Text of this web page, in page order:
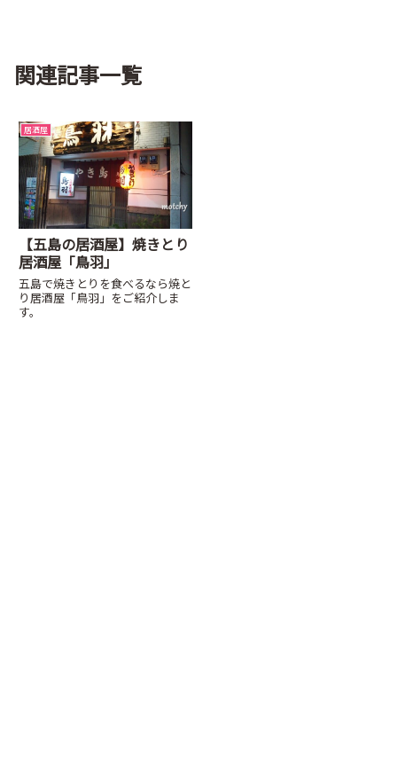
関連記事一覧
居酒屋
【五島の居酒屋】焼きとり
居酒屋「鳥羽」
五島で焼きとりを食べるなら焼と
り居酒屋「鳥羽」をご紹介しま
す。